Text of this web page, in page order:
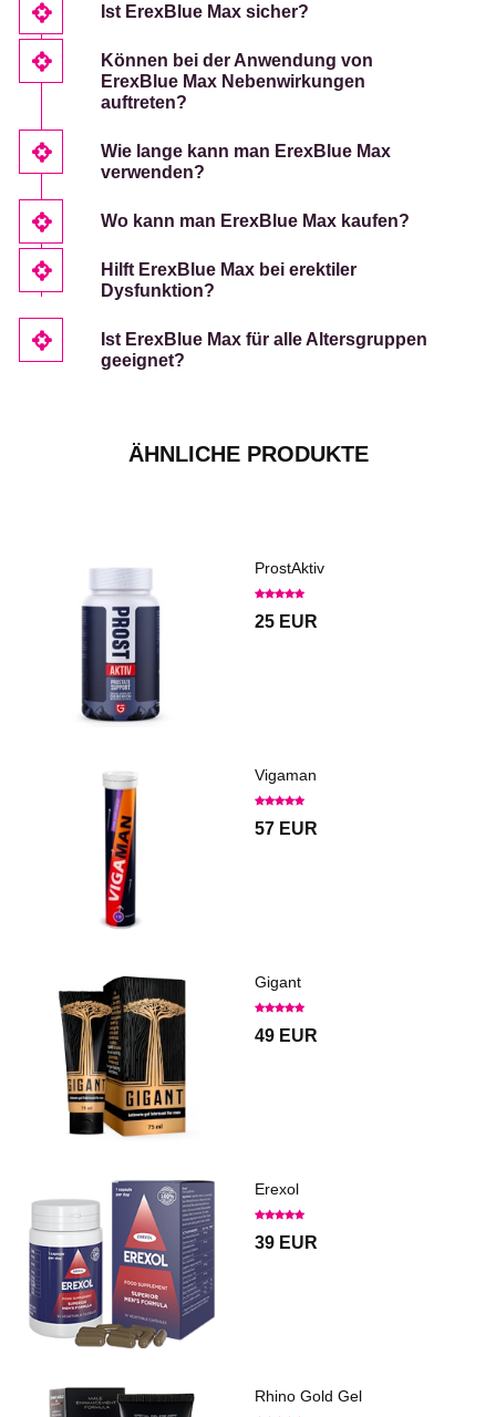
Ist ErexBlue Max sicher?
Können bei der Anwendung von
ErexBlue Max Nebenwirkungen
auftreten?
Wie lange kann man ErexBlue Max
verwenden?
Wo kann man ErexBlue Max kaufen?
Hilft ErexBlue Max bei erektiler
Dysfunktion?
Ist ErexBlue Max für alle Altersgruppen
geeignet?
ÄHNLICHE PRODUKTE
ProstAktiv
25 EUR
Vigaman
57 EUR
Gigant
49 EUR
Erexol
39 EUR
Rhino Gold Gel